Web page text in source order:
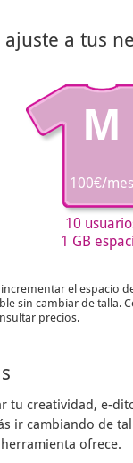
a tus
M
100€/mes
10
1 GB
incrementar el espacio
sin cambiar de talla.
precios.
tu creatividad, e-
ir cambiando de
ofrece.